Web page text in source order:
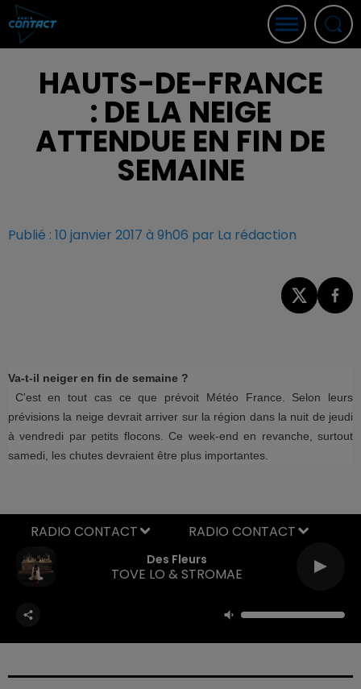
HAUTS-DE-FRANCE
: DE LA NEIGE
ATTENDUE EN FIN DE
SEMAINE
Publié : 10 janvier 2017 à 9h06 par La rédaction
Va-t-il neiger en fin de semaine ?
C'est en tout cas ce que prévoit Météo France. Selon leurs
prévisions la neige devrait arriver sur la région dans la nuit de jeudi
à vendredi par petits flocons. Ce week-end en revanche, surtout
samedi, les chutes devraient être plus importantes.
Des Fleurs
TOVE LO & STROMAE
RADIO CONTACT